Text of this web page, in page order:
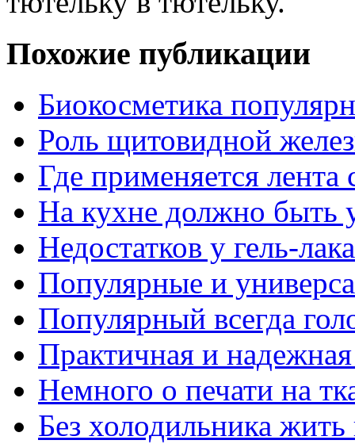
Похожие публикации
Биокосметика
Роль щитовидной
Где применяется лента
На кухне должно быть
Недостатков у гель-
Популярные и
Популярный всегда
Практичная и
Немного о печати на
Без холодильника